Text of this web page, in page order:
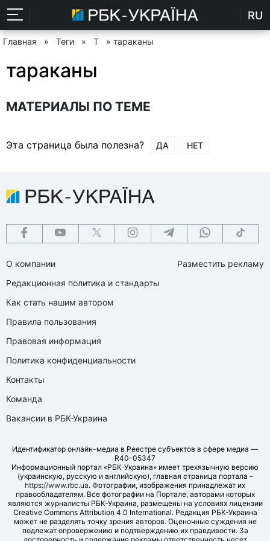
RU
Главная » Теги » Т » тараканы
тараканы
МАТЕРИАЛЫ ПО ТЕМЕ
Эта страница была полезна? ДА НЕТ
О компании
Редакционная политика и стандарты
Как стать нашим автором
Правила пользования
Правовая информация
Политика конфиденциальности
Контакты
Команда
Вакансии в РБК-Украина
Разместить рекламу
Идентификатор онлайн-медиа в Реестре субъектов в сфере медиа —
R40-05347
Информационный портал «РБК-Украина» имеет трехязычную версию
(украинскую, русскую и английскую), главная страница портала –
https://www.rbc.ua. Фотографии, изображения принадлежат их
правообладателям. Все фотографии на Портале, авторами которых
являются журналисты РБК-Украина, размещены на условиях лицензии
Creative Commons Attribution 4.0 International. Редакция РБК-Украина
может не разделять точку зрения авторов. Оценочные суждения не
подлежат опровержению и подтверждению их правдивости. За